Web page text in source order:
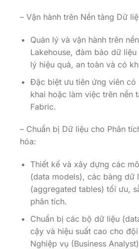
– Vận hành trên Nền tảng Dữ
Quản lý và vận hành trên
Lakehouse, đảm bảo dữ
lý hiệu quả, an toàn và có
Đặc biệt ưu tiên ứng viên có
khai hoặc làm việc trên nền
Fabric.
– Chuẩn bị Dữ liệu cho Phân
hóa:
Thiết kế và xây dựng các
(data models), các bảng dữ
(aggregated tables) tối ưu,
phân tích.
Chuẩn bị các bộ dữ liệu
cậy và hiệu suất cao cho
Nghiệp vụ (Business